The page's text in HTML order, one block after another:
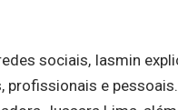
sociais, Iasmin
e